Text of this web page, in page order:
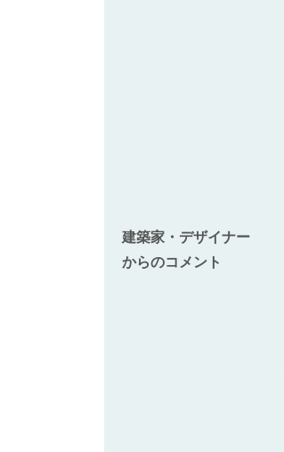
建築家・デザイナー
からのコメント